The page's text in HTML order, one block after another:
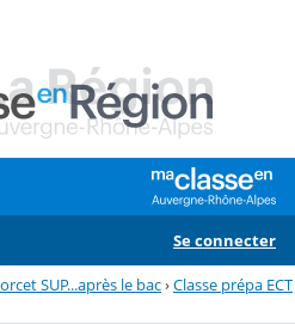
Se connecter
SUP...après le bac›Classe prépa ECT